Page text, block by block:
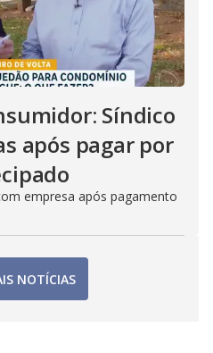
Síndico
após pagar por
empresa após pagamento
NOTÍCIAS